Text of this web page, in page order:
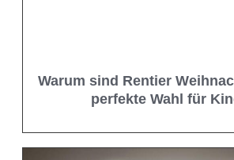
Warum sind Rentier
perfekte Wahl für